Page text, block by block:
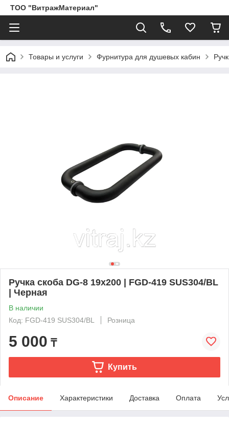
ТОО "ВитражМатериал"
Товары и услуги Фурнитура для душевых кабин
Ручка скоба DG-8 19х200 | FGD-419 SUS304/BL
| Черная
В наличии
Код: FGD-419 SUS304/BL
Розница
5 000 ₸
Купить
Описание Характеристики Доставка Оплата